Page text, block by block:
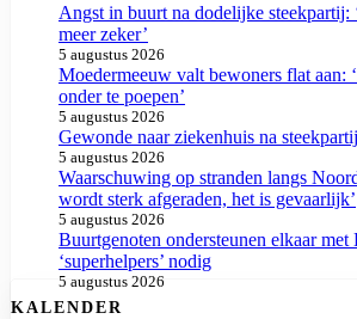
Angst in buurt na dodelijke steekpartij:
meer zeker’
5 augustus 2026
Moedermeeuw valt bewoners flat aan:
onder te poepen’
5 augustus 2026
Gewonde naar ziekenhuis na
5 augustus 2026
Waarschuwing op stranden langs
wordt sterk afgeraden, het is gevaarlijk’
5 augustus 2026
Buurtgenoten ondersteunen elkaar
‘superhelpers’ nodig
5 augustus 2026
KALENDER